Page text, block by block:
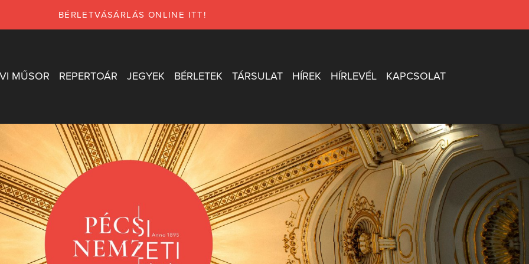
BÉRLETVÁSÁRLÁS ONLINE ITT!
MŰSOR REPERTOÁR JEGYEK BÉRLETEK TÁRSULAT HÍREK HÍRLEVÉL KAPCSOLAT